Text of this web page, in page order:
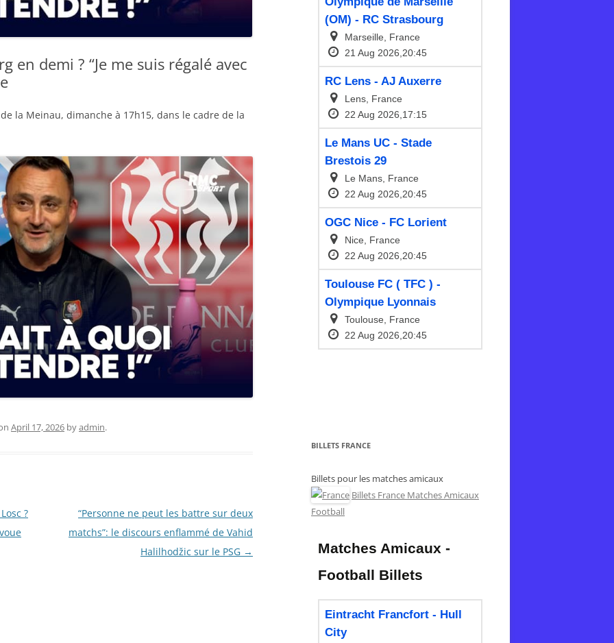
en demi ? “Je me suis régalé avec
la Meinau, dimanche à 17h15, dans le cadre de la
April 17, 2026 byadmin.
?
“Personne ne peut les battre sur deux
matchs”: le discours enflammé de Vahid
Halilhodžic sur le PSG →
BILLETS FRANCE
Billets pour les matches amicaux
Billets France Matches Amicaux
Football